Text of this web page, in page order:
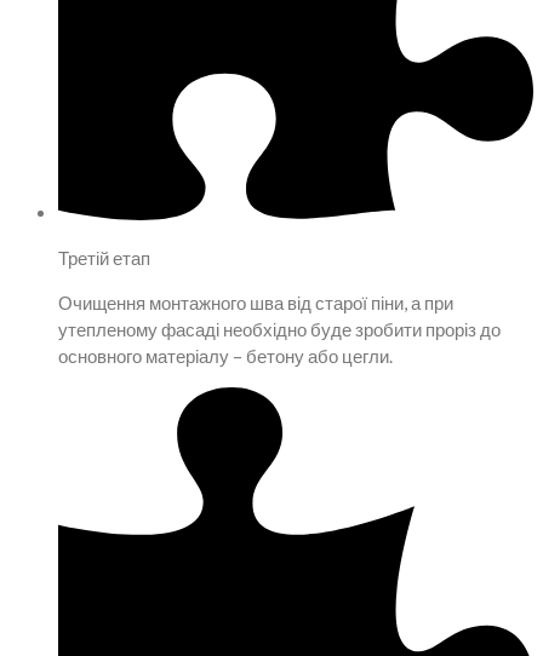
Третій етап
Очищення монтажного шва від старої піни, а при
утепленому фасаді необхідно буде зробити проріз до
основного матеріалу – бетону або цегли.